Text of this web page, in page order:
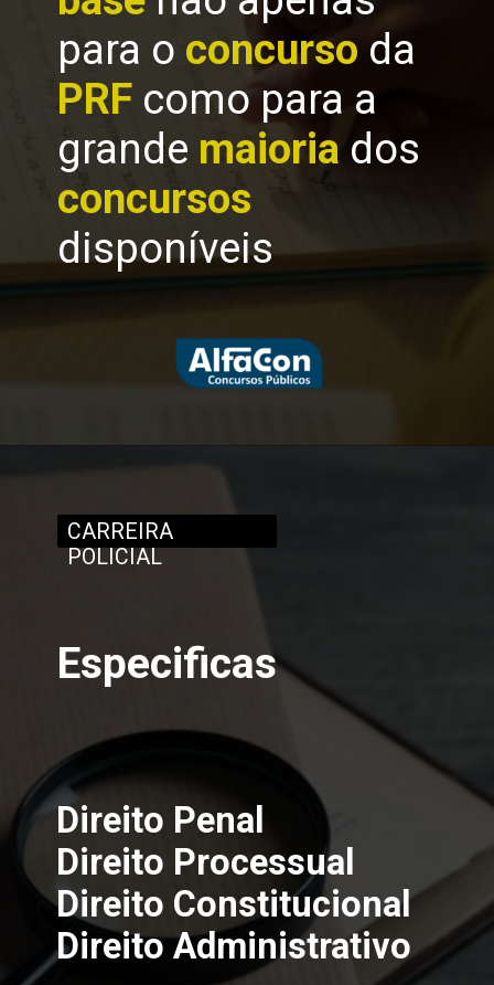
para o concurso da
PRF como para a
grande maioria dos
concursos
disponíveis
Direito Penal
Direito Processual
Direito Constitucional
Direito Administrativo
CARREIRA
POLICIAL
Especificas